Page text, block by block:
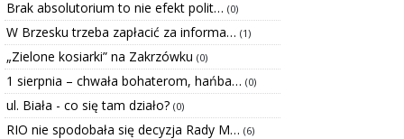
Brak absolutorium to nie efekt polit… (0)
W Brzesku trzeba zapłacić za informa… (1)
„Zielone kosiarki” na Zakrzówku (0)
1 sierpnia – chwała bohaterom, hańba… (0)
ul. Biała - co się tam działo? (0)
RIO nie spodobała się decyzja Rady M… (6)